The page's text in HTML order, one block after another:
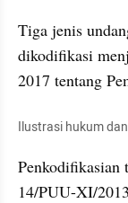
Tiga jenis
dikodifikasi
2017 tentang
Ilustrasi hukum
Penkodifikasian
14/PUU-XI/